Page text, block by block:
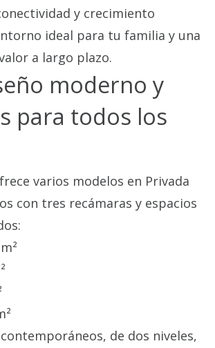
y crecimiento
ideal para tu familia y una
a largo plazo.
moderno y
para todos los
varios modelos en Privada
con tres recámaras y espacios
de dos niveles,